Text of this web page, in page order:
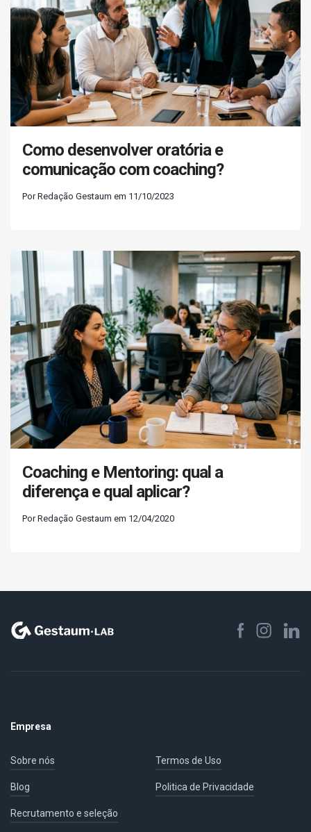
Como desenvolver oratória e
comunicação com coaching?
Por Redação Gestaum em 11/10/2023
Coaching e Mentoring: qual a
diferença e qual aplicar?
Por Redação Gestaum em 12/04/2020
Empresa
Sobre nós Termos de Uso
Blog Politica de Privacidade
Recrutamento e seleção